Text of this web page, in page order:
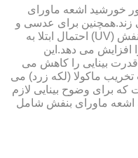
خورشید اشعه ماورای
برای عدسی و
قرنیه چشم مضراست.اشعه ماورای بنفش (UV) احتمال ابتلا به
افزایش می دهد.این
بینایی را کاهش می
ماکولا (لکه زرد) می
برای وضوح بینایی لازم
ماورای بنفش شامل